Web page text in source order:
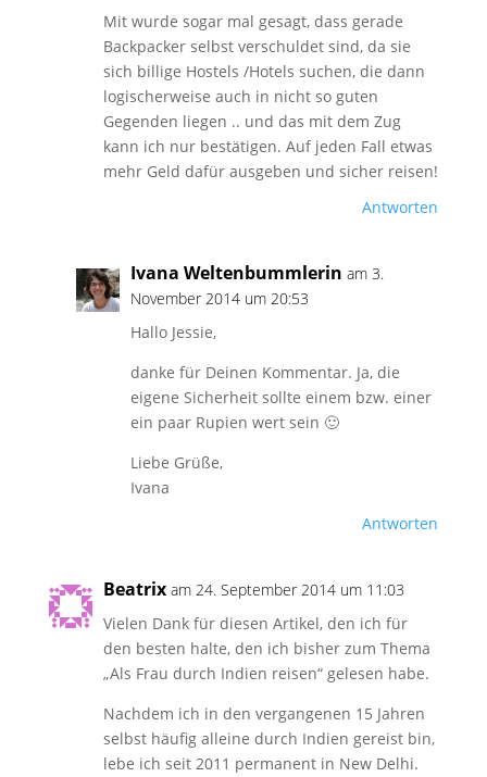
Mit wurde sogar mal gesagt, dass gerade
Backpacker selbst verschuldet sind, da sie
sich billige Hostels /Hotels suchen, die dann
logischerweise auch in nicht so guten
Gegenden liegen .. und das mit dem Zug
kann ich nur bestätigen. Auf jeden Fall etwas
mehr Geld dafür ausgeben und sicher reisen!
Antworten
Ivana Weltenbummlerin am 3.
November 2014 um 20:53
Hallo Jessie,
danke für Deinen Kommentar. Ja, die
eigene Sicherheit sollte einem bzw. einer
ein paar Rupien wert sein 🙂
Liebe Grüße,
Ivana
Antworten
Beatrix am 24. September 2014 um 11:03
Vielen Dank für diesen Artikel, den ich für
den besten halte, den ich bisher zum Thema
„Als Frau durch Indien reisen“ gelesen habe.
Nachdem ich in den vergangenen 15 Jahren
selbst häufig alleine durch Indien gereist bin,
lebe ich seit 2011 permanent in New Delhi.